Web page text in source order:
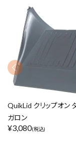
リセッ
QuikLid クリップオン
ガロン
¥3,080(税込)